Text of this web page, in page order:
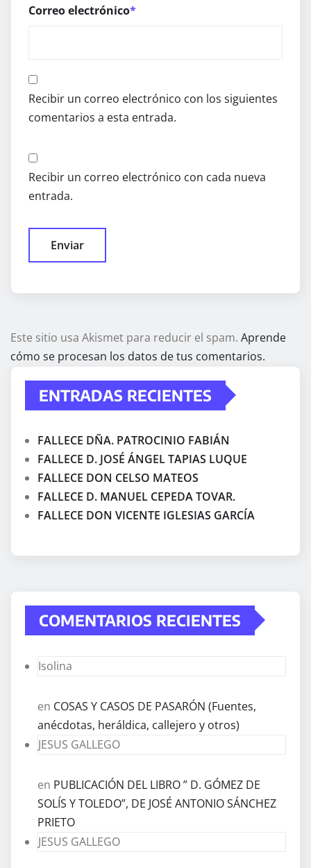
Correo electrónico*
Recibir un correo electrónico con los siguientes
comentarios a esta entrada.
Recibir un correo electrónico con cada nueva
entrada.
Este sitio usa Akismet para reducir el spam. Aprende
cómo se procesan los datos de tus comentarios.
ENTRADAS RECIENTES
FALLECE DÑA. PATROCINIO FABIÁN
FALLECE D. JOSÉ ÁNGEL TAPIAS LUQUE
FALLECE DON CELSO MATEOS
FALLECE D. MANUEL CEPEDA TOVAR.
FALLECE DON VICENTE IGLESIAS GARCÍA
COMENTARIOS RECIENTES
Isolina
en COSAS Y CASOS DE PASARÓN (Fuentes,
anécdotas, heráldica, callejero y otros)
JESUS GALLEGO
en PUBLICACIÓN DEL LIBRO ” D. GÓMEZ DE
SOLÍS Y TOLEDO”, DE JOSÉ ANTONIO SÁNCHEZ
PRIETO
JESUS GALLEGO